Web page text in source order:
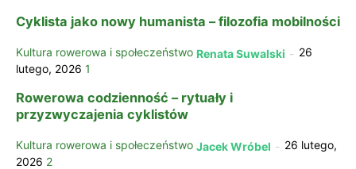
Cyklista jako nowy humanista – filozofia mobilności
Kultura rowerowa i społeczeństwo Renata Suwalski - 26
lutego, 2026 1
Rowerowa codzienność – rytuały i
przyzwyczajenia cyklistów
Kultura rowerowa i społeczeństwo Jacek Wróbel - 26 lutego,
2026 2